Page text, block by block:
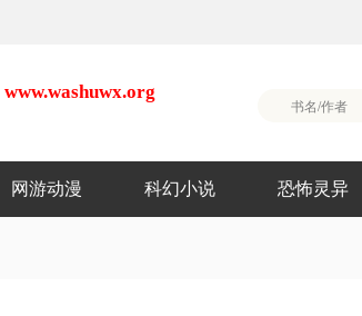
网游动漫 科幻小说 恐怖灵异